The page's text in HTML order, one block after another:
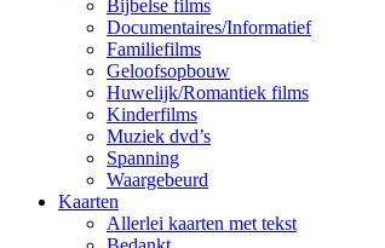
Bijbelse films
Documentaires/Informatief
Familiefilms
Geloofsopbouw
Huwelijk/Romantiek films
Kinderfilms
Muziek dvd’s
Spanning
Waargebeurd
Kaarten
Allerlei kaarten met tekst